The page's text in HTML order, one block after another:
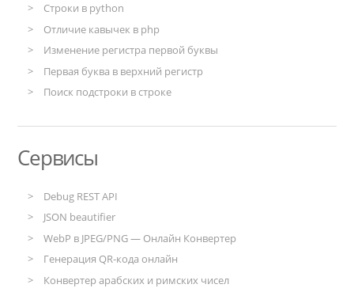
Строки в python
Отличие кавычек в php
Изменение регистра первой буквы
Первая буква в верхний регистр
Поиск подстроки в строке
Сервисы
Debug REST API
JSON beautifier
WebP в JPEG/PNG — Онлайн Конвертер
Генерация QR-кода онлайн
Конвертер арабских и римских чисел